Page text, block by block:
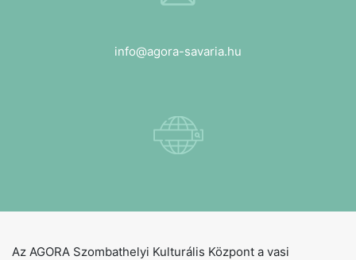
info@agora-savaria.hu
Az AGORA Szombathelyi Kulturális Központ a vasi